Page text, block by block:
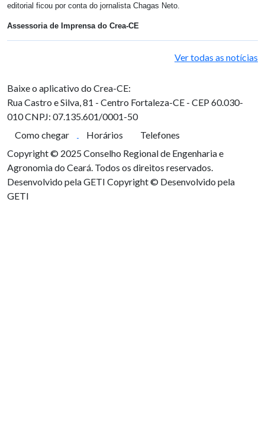
editorial ficou por conta do jornalista Chagas Neto.
Assessoria de Imprensa do Crea-CE
Ver todas as notícias
Baixe o aplicativo do Crea-CE:
Rua Castro e Silva, 81 - Centro Fortaleza-CE - CEP 60.030-
010CNPJ: 07.135.601/0001-50
Como chegar
Horários
Telefones
Copyright © 2025 Conselho Regional de Engenharia e
Agronomia do Ceará. Todos os direitos reservados.
Desenvolvido pela GETI Copyright © Desenvolvido pela
GETI